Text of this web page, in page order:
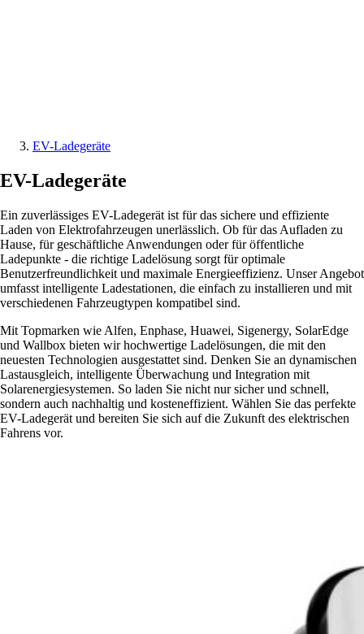
EV-Ladegeräte
EV-Ladegeräte
Ein zuverlässiges EV-Ladegerät ist für das sichere und effiziente
Laden von Elektrofahrzeugen unerlässlich. Ob für das Aufladen zu
Hause, für geschäftliche Anwendungen oder für öffentliche
Ladepunkte - die richtige Ladelösung sorgt für optimale
Benutzerfreundlichkeit und maximale Energieeffizienz. Unser Angebot
umfasst intelligente Ladestationen, die einfach zu installieren und mit
verschiedenen Fahrzeugtypen kompatibel sind.
Mit Topmarken wie Alfen, Enphase, Huawei, Sigenergy, SolarEdge
und Wallbox bieten wir hochwertige Ladelösungen, die mit den
neuesten Technologien ausgestattet sind. Denken Sie an dynamischen
Lastausgleich, intelligente Überwachung und Integration mit
Solarenergiesystemen. So laden Sie nicht nur sicher und schnell,
sondern auch nachhaltig und kosteneffizient. Wählen Sie das perfekte
EV-Ladegerät und bereiten Sie sich auf die Zukunft des elektrischen
Fahrens vor.